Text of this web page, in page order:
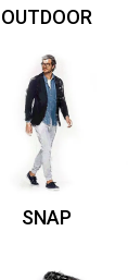
OUTDOOR
SNAP